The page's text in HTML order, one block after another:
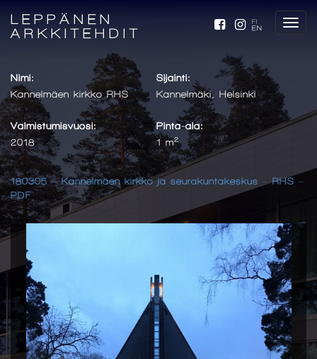
FI
EN
LEPPÄNEN
ARKKITEHDIT
Nimi:
Kannelmäen kirkko RHS
Sijainti:
Kannelmäki, Helsinki
Valmistumisvuosi:
2018
Pinta-ala:
1 m2
180305 – Kannelmäen kirkko ja seurakuntakeskus – RHS –
PDF